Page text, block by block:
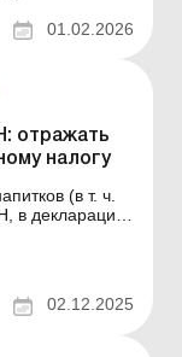
01.02.2026
отражать
налогу
(в т. ч.
в декларации
порядок
02.12.2025